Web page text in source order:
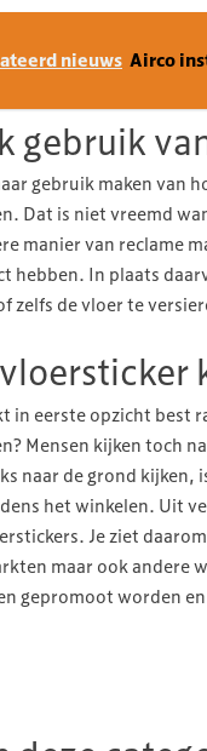
nieuws Airco
gebruik
gebruik maken van
Dat is niet vreemd
manier van reclame
hebben. In plaats
zelfs de vloer te
in eerste opzicht best
Mensen kijken toch
naar de grond kijken,
het winkelen. Uit
Je ziet
maar ook andere
gepromoot worden